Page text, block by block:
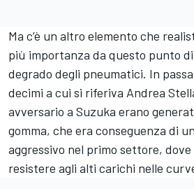
Ma c’è un altro elemento che
più importanza da questo punto
degrado degli pneumatici. In
decimi a cui si riferiva Andrea
avversario a Suzuka erano
gomma, che era conseguenza di
aggressivo nel primo settore,
resistere agli alti carichi nelle